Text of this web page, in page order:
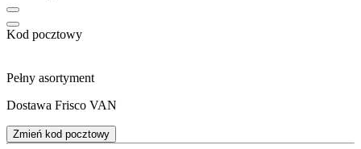
Kod pocztowy
Pełny asortyment
Dostawa Frisco VAN
Zmień kod pocztowy